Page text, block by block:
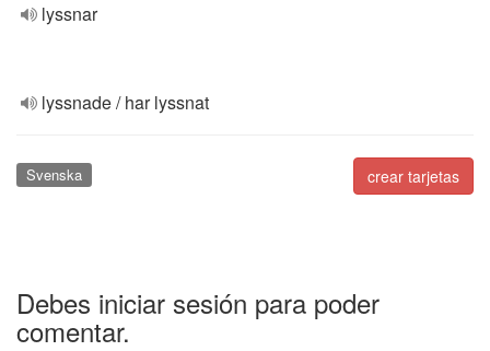
lyssnar
lyssnade / har lyssnat
crear tarjetas
Svenska
Debes iniciar sesión para poder
comentar.